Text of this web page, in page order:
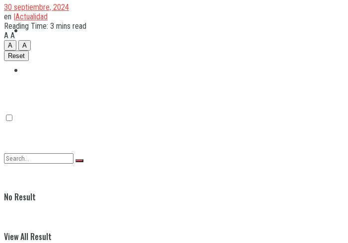
Quilmes
No Result
View All Result
30 septiembre, 2024
en |Actualidad
Reading Time: 3 mins read
A A
A
A
Reset